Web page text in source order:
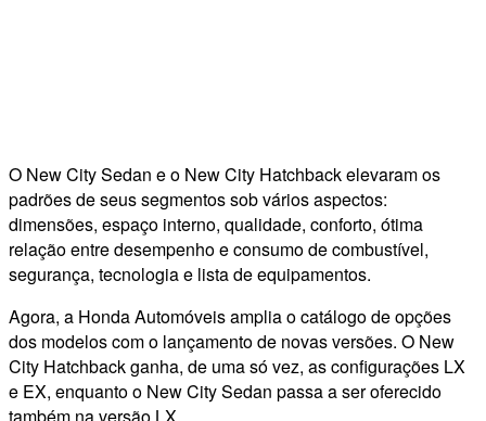
O New City Sedan e o New City Hatchback elevaram os
padrões de seus segmentos sob vários aspectos:
dimensões, espaço interno, qualidade, conforto, ótima
relação entre desempenho e consumo de combustível,
segurança, tecnologia e lista de equipamentos.
Agora, a Honda Automóveis amplia o catálogo de opções
dos modelos com o lançamento de novas versões. O New
City Hatchback ganha, de uma só vez, as configurações LX
e EX, enquanto o New City Sedan passa a ser oferecido
também na versão LX.